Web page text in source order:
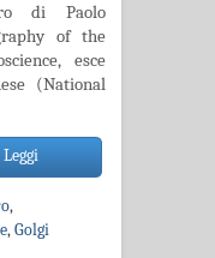
di Paolo
of the
esce
(National
Leggi
,
,Golgi